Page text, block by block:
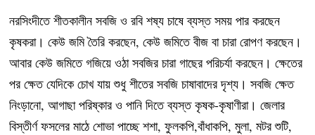
নরসিংদীতে শীতকালীন সবজি ও রবি শষ্য চাষে ব্যস্ত সময় পার করছেন
কৃষকরা। কেউ জমি তৈরি করছেন, কেউ জমিতে বীজ বা চারা রোপণ করছেন।
আবার কেউ জমিতে গজিয়ে ওঠা সবজির চারা গাছের পরিচর্যা করছেন। ক্ষেতের
পর ক্ষেত যেদিকে চোখ যায় শুধু শীতের সবজি চাষাবাদের দৃশ্য। সবজি ক্ষেত
নিংড়ানো, আগাছা পরিষ্কার ও পানি দিতে ব্যস্ত কৃষক-কৃষাণীরা। জেলার
বিস্তীর্ণ ফসলের মাঠে শোভা পাচ্ছে শশা, ফুলকপি,বাঁধাকপি, মুলা, মটর শুটি,